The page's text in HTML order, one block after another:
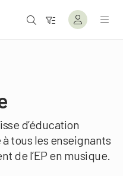
d’éducation
à tous les enseignants
de l’EP en musique.